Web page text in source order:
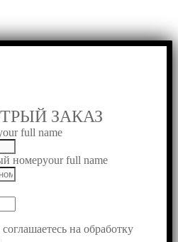
ЗАКАЗ
full name
номерyour full name
на обработку